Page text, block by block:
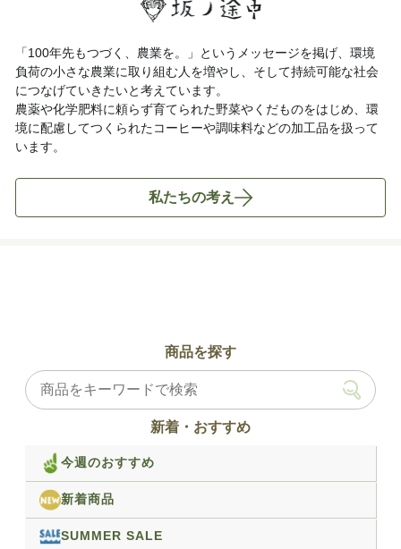
「100年先もつづく、農業を。」というメッセージを掲げ、環境
負荷の小さな農業に取り組む人を増やし、そして持続可能な社会
につなげていきたいと考えています。
農薬や化学肥料に頼らず育てられた野菜やくだものをはじめ、環
境に配慮してつくられたコーヒーや調味料などの加工品を扱って
います。
私たちの考え
商品を探す
新着・おすすめ
今週のおすすめ
新着商品
SUMMER SALE